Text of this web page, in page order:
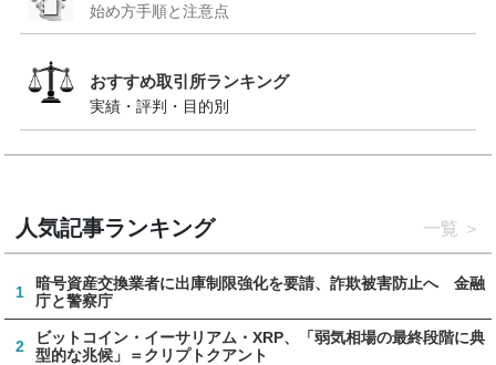
始め方手順と注意点
おすすめ取引所ランキング
実績・評判・目的別
人気記事ランキング 一覧
1
暗号資産交換業者に出庫制限強化を要請、詐欺被害防止へ 金融
庁と警察庁
2
ビットコイン・イーサリアム・XRP、「弱気相場の最終段階に典
型的な兆候」＝クリプトクアント